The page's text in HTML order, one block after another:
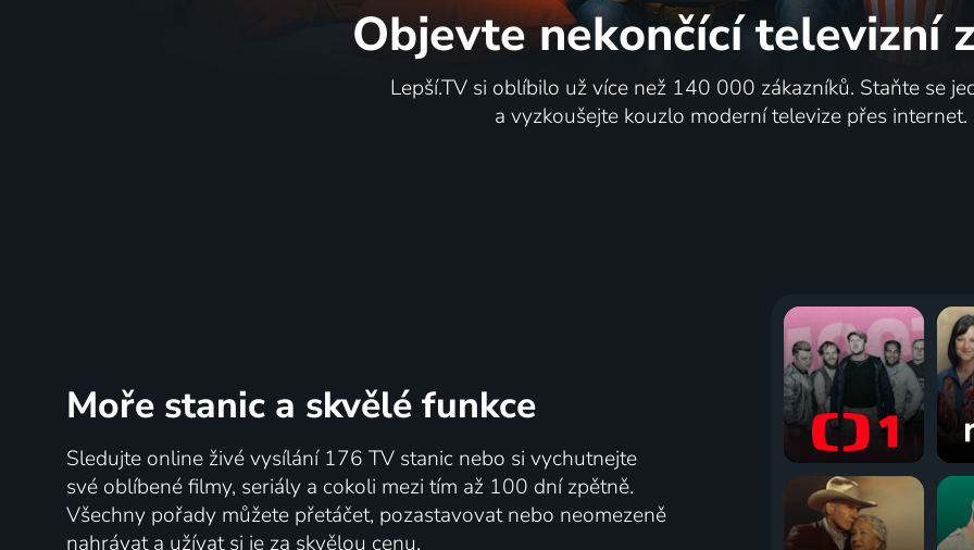
Objevte nekončící televizní
Lepší.TV si oblíbilo už více než 140 000 zákazníků. Staňte se
a vyzkoušejte kouzlo moderní televize přes internet.
Moře stanic a skvělé funkce
Sledujte online živé vysílání 176 TV stanic nebo si vychutnejte
své oblíbené filmy, seriály a cokoli mezi tím až 100 dní zpětně.
Všechny pořady můžete přetáčet, pozastavovat nebo neomezeně
nahrávat a užívat si je za skvělou cenu.